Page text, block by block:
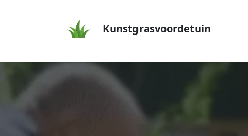
Kunstgrasvoordetuin